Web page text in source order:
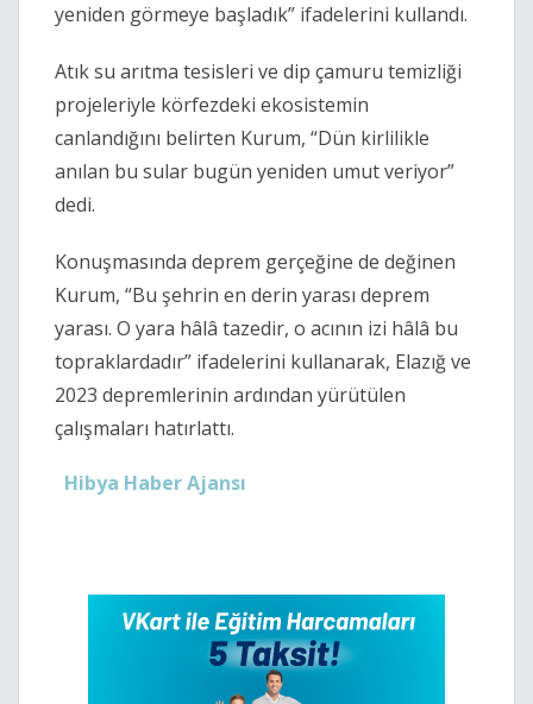
yeniden görmeye başladık” ifadelerini kullandı.
Atık su arıtma tesisleri ve dip çamuru temizliği
projeleriyle körfezdeki ekosistemin
canlandığını belirten Kurum, “Dün kirlilikle
anılan bu sular bugün yeniden umut veriyor”
dedi.
Konuşmasında deprem gerçeğine de değinen
Kurum, “Bu şehrin en derin yarası deprem
yarası. O yara hâlâ tazedir, o acının izi hâlâ bu
topraklardadır” ifadelerini kullanarak, Elazığ ve
2023 depremlerinin ardından yürütülen
çalışmaları hatırlattı.
Hibya Haber Ajansı